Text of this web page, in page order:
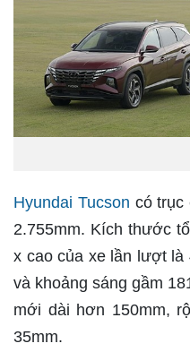
Hyundai Tucson có trục
2.755mm. Kích thước
x cao của xe lần lượt là
và khoảng sáng gầm
mới dài hơn 150mm,
35mm.